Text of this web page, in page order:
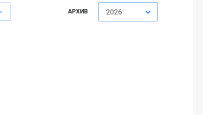
АРХИВ 2026